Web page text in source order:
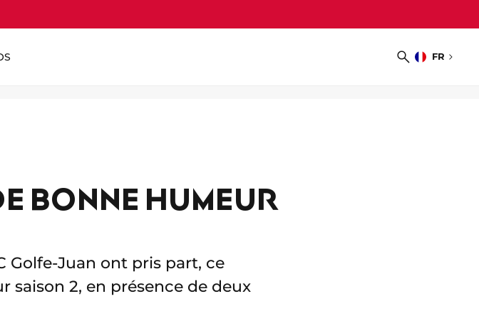
Recherche
FR
Choisir
BONNE HUMEUR
Golfe-Juan ont pris part, ce
saison 2, en présence de deux